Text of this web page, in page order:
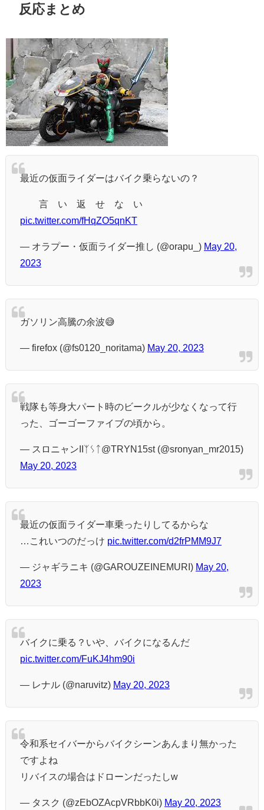
反応まとめ
最近の仮面ライダーはバイク乗らないの？
言 い 返 せ な い
pic.twitter.com/fHqZO5qnKT
— オラプー・仮面ライダー推し (@orapu_) May 20,
2023
ガソリン高騰の余波😅
— firefox (@fs0120_noritama) May 20, 2023
戦隊も等身大パート時のビークルが少なくなって行
った、ゴーゴーファイブの頃から。
— スロニャンIIᛉᛊᛏ@TRYN15st (@sronyan_mr2015)
May 20, 2023
最近の仮面ライダー車乗ったりしてるからな
…これいつのだっけ pic.twitter.com/d2frPMM9J7
— ジャギラニキ (@GAROUZEINEMURI) May 20,
2023
バイクに乗る？いや、バイクになるんだ
pic.twitter.com/FuKJ4hm90i
— レナル (@naruvitz) May 20, 2023
令和系セイバーからバイクシーンあんまり無かった
ですよね
リバイスの場合はドローンだったしw
— タスク (@zEbOZAcpVRbbK0i) May 20, 2023